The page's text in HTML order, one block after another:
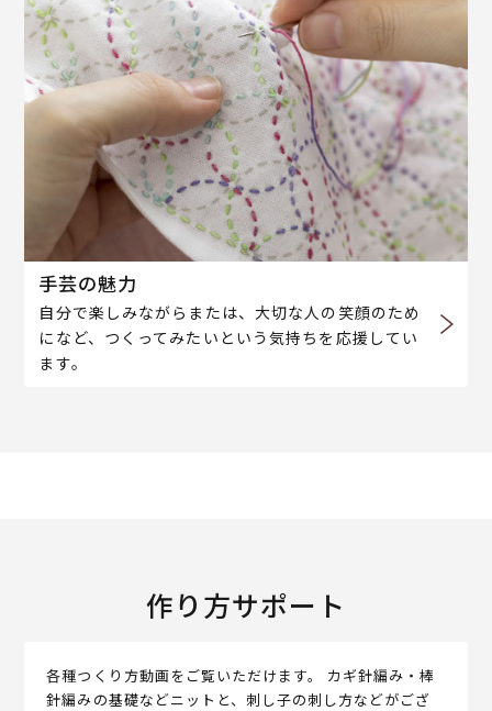
手芸の魅力
自分で楽しみながらまたは、大切な人の笑顔のため
になど、つくってみたいという気持ちを応援してい
ます。
作り方サポート
各種つくり方動画をご覧いただけます。 カギ針編み・棒
針編みの基礎などニットと、刺し子の刺し方などがござ